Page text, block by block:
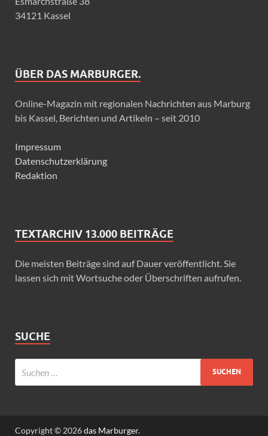
34121 Kassel
ÜBER DAS MARBURGER.
Online-Magazin mit regionalen Nachrichten aus Marburg
bis Kassel, Berichten und Artikeln – seit 2010
Impressum
Datenschutzerklärung
Redaktion
TEXTARCHIV 13.000 BEITRÄGE
Die meisten Beiträge sind auf Dauer veröffentlicht. Sie
lassen sich mit Wortsuche oder Überschriften aufrufen.
SUCHE
Copyright © 2026das Marburger.